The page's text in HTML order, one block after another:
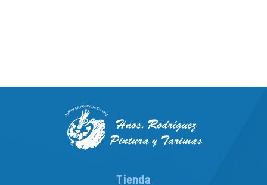
Tienda